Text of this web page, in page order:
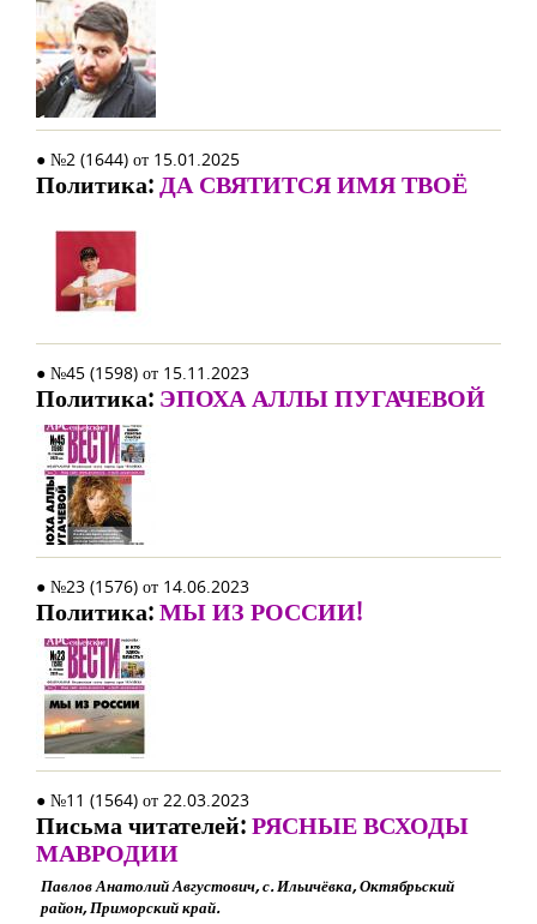
● №2 (1644) от 15.01.2025
Политика:ДА СВЯТИТСЯ ИМЯ ТВОЁ
● №45 (1598) от 15.11.2023
Политика: ЭПОХА АЛЛЫ ПУГАЧЕВОЙ
● №23 (1576) от 14.06.2023
Политика:МЫ ИЗ РОССИИ!
● №11 (1564) от 22.03.2023
Письма читателей:РЯСНЫЕ ВСХОДЫ
МАВРОДИИ
Павлов Анатолий Августович, с. Ильичёвка, Октябрьский
район, Приморский край.